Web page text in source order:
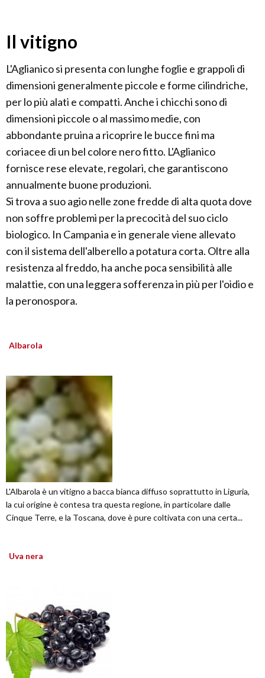
Il vitigno
L'Aglianico si presenta con lunghe foglie e grappoli di
dimensioni generalmente piccole e forme cilindriche,
per lo più alati e compatti. Anche i chicchi sono di
dimensioni piccole o al massimo medie, con
abbondante pruina a ricoprire le bucce fini ma
coriacee di un bel colore nero fitto. L'Aglianico
fornisce rese elevate, regolari, che garantiscono
annualmente buone produzioni.
Si trova a suo agio nelle zone fredde di alta quota dove
non soffre problemi per la precocità del suo ciclo
biologico. In Campania e in generale viene allevato
con il sistema dell'alberello a potatura corta. Oltre alla
resistenza al freddo, ha anche poca sensibilità alle
malattie, con una leggera sofferenza in più per l'oidio e
la peronospora.
Albarola
L'Albarola è un vitigno a bacca bianca diffuso soprattutto in Liguria,
la cui origine è contesa tra questa regione, in particolare dalle
Cinque Terre, e la Toscana, dove è pure coltivata con una certa...
Uva nera